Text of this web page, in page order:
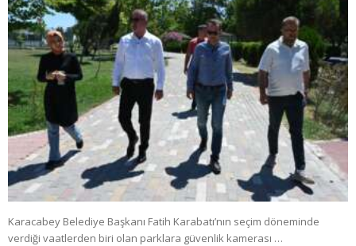
Karacabey Belediye Başkanı Fatih Karabatı’nın seçim döneminde
verdiği vaatlerden biri olan parklara güvenlik kamerası …